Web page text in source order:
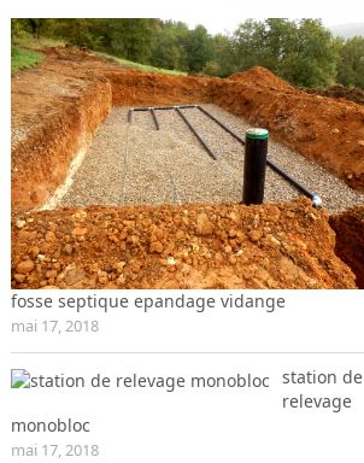
fosse septique epandage vidange
mai 17, 2018
station de
relevage
monobloc
mai 17, 2018